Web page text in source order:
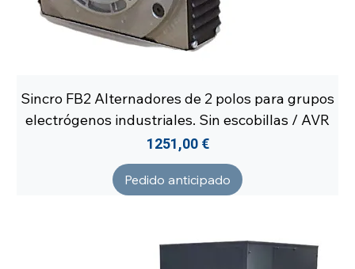
Sincro FB2 Alternadores de 2 polos para grupos
electrógenos industriales. Sin escobillas / AVR
Precio
1251,00 €
Pedido anticipado